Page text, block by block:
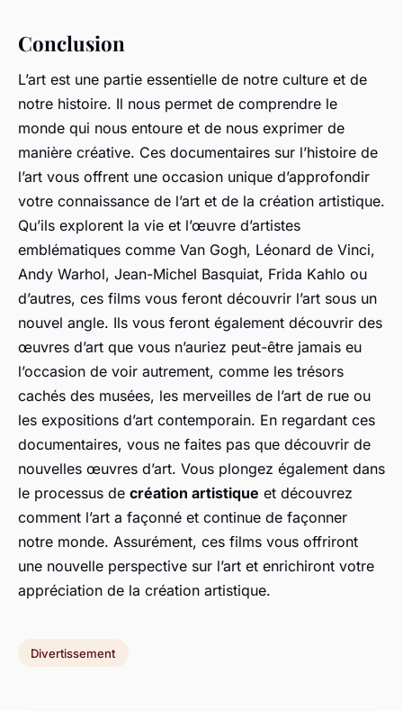
Conclusion
L’art est une partie essentielle de notre culture et de
notre histoire. Il nous permet de comprendre le
monde qui nous entoure et de nous exprimer de
manière créative. Ces documentaires sur l’histoire de
l’art vous offrent une occasion unique d’approfondir
votre connaissance de l’art et de la création artistique.
Qu’ils explorent la vie et l’œuvre d’artistes
emblématiques comme Van Gogh, Léonard de Vinci,
Andy Warhol, Jean-Michel Basquiat, Frida Kahlo ou
d’autres, ces films vous feront découvrir l’art sous un
nouvel angle. Ils vous feront également découvrir des
œuvres d’art que vous n’auriez peut-être jamais eu
l’occasion de voir autrement, comme les trésors
cachés des musées, les merveilles de l’art de rue ou
les expositions d’art contemporain. En regardant ces
documentaires, vous ne faites pas que découvrir de
nouvelles œuvres d’art. Vous plongez également dans
le processus de création artistique et découvrez
comment l’art a façonné et continue de façonner
notre monde. Assurément, ces films vous offriront
une nouvelle perspective sur l’art et enrichiront votre
appréciation de la création artistique.
Divertissement